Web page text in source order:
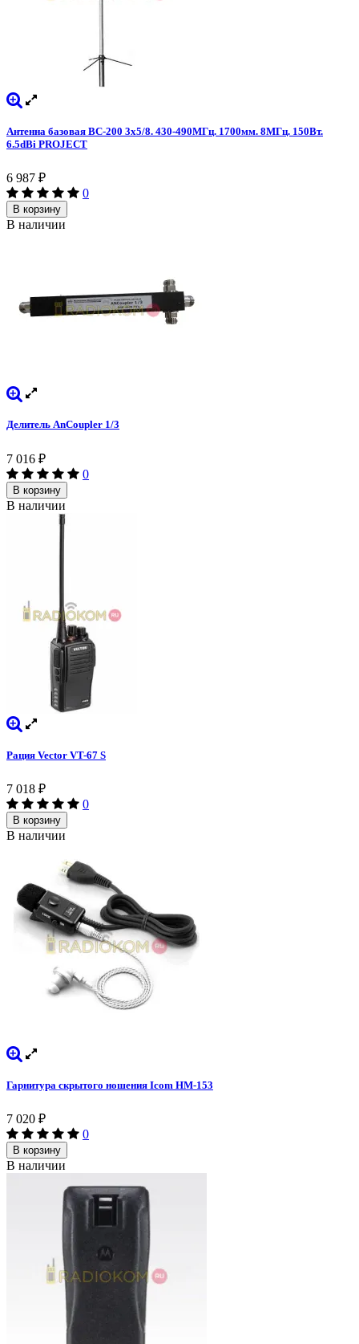
Антенна базовая BC-200 3x5/8. 430-490МГц. 1700мм. 8МГц. 150Вт.
6.5dBi PROJECT
6 987 ₽
0
В корзину
В наличии
Делитель AnCoupler 1/3
7 016 ₽
0
В корзину
В наличии
Рация Vector VT-67 S
7 018 ₽
0
В корзину
В наличии
Гарнитура скрытого ношения Icom HM-153
7 020 ₽
0
В корзину
В наличии